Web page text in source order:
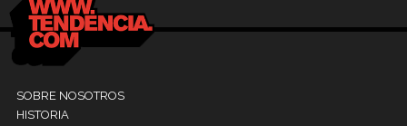
SOBRE NOSOTROS
HISTORIA